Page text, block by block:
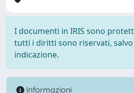
I documenti in IRIS sono
tutti i diritti sono riservati, salvo
indicazione.
Informazioni